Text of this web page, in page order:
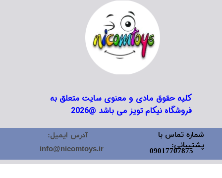
کلیه حقوق مادی و معنوی سایت متعلق به
فروشگاه نیکام تویز می باشد @2026
شماره تماس با
پشتیبانی:
09017707875
آدرس ایمیل:
info@nicomtoys.ir